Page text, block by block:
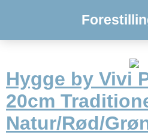
Hygge by Vivi
20cm
Natur/Rød/